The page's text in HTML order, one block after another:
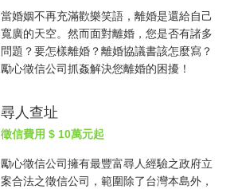
當婚姻不再充滿歡樂笑語，離婚是還給自己
寬廣的天空。然而面對離婚，您是否有諸多
問題？要怎樣離婚？離婚協議書該怎麼寫？
勵心徵信公司抓姦解決您離婚的困擾！
尋人查址
徵信費用 $ 10萬元起
勵心徵信公司擁有最豐富尋人經驗之政府立
案合法之徵信公司 ，範圍除了台灣本島外，